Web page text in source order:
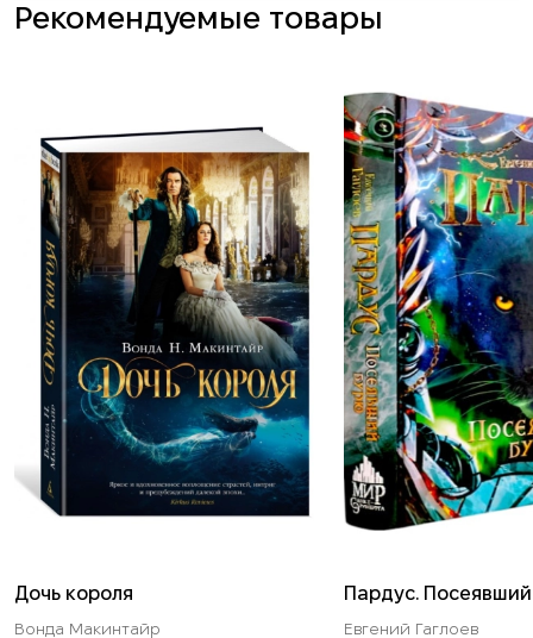
Рекомендуемые товары
Дочь короля
Вонда Макинтайр
Пардус.
Евгений Гаглоев